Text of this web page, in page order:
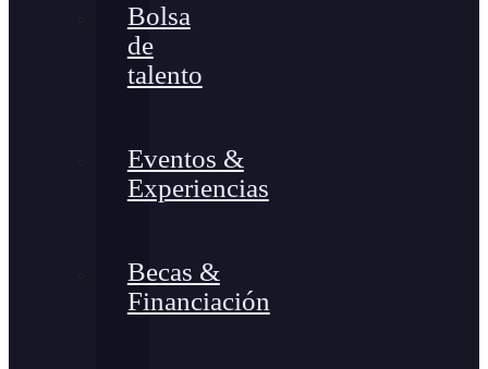
Bolsa
de
talento
Eventos &
Experiencias
Becas &
Financiación